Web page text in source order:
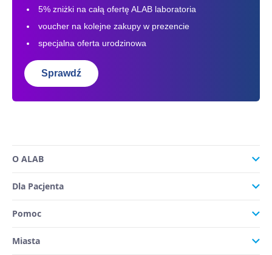
5% zniżki na całą ofertę ALAB laboratoria
voucher na kolejne zakupy w prezencie
specjalna oferta urodzinowa
Sprawdź
O ALAB
Dla Pacjenta
Pomoc
Miasta